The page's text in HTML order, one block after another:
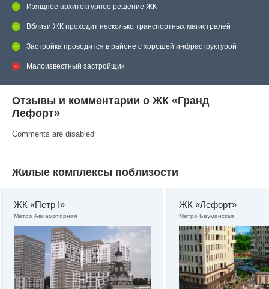
Изящное архитектурное решение ЖК
Вблизи ЖК проходит несколько транспортных магистралей
Застройка проводится в районе с хорошей инфраструктурой
Малоизвестный застройщик
Отзывы и комментарии о ЖК «Гранд
Лефорт»
Comments are disabled
Жилые комплексы поблизости
ЖК «Петр I»
Метро Авиамоторная
ЖК «Лефорт»
Метро Бауманская